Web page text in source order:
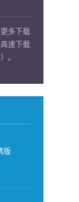
多下载
速下载
）。
版